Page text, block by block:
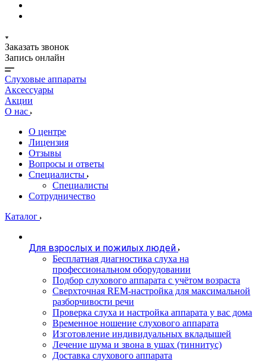
Заказать звонок
Запись онлайн
Слуховые аппараты
Аксессуары
Акции
О нас
О центре
Лицензия
Отзывы
Вопросы и ответы
Специалисты
Специалисты
Сотрудничество
Каталог
Для взрослых и пожилых людей
Бесплатная диагностика слуха на
профессиональном оборудовании
Подбор слухового аппарата с учётом возраста
Сверхточная REM-настройка для максимальной
разборчивости речи
Проверка слуха и настройка аппарата у вас дома
Временное ношение слухового аппарата
Изготовление индивидуальных вкладышей
Лечение шума и звона в ушах (тиннитус)
Доставка слухового аппарата